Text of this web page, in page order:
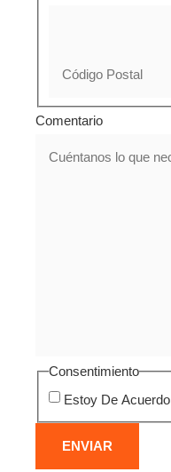
Comentario
Consentimiento
Estoy De